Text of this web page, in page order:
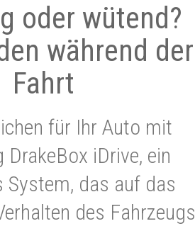
oder wütend?
während der
Fahrt
für Ihr Auto mit
DrakeBox iDrive, ein
System, das auf das
des Fahrzeugs